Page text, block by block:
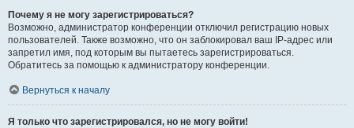
Почему я не могу зарегистрироваться?
Возможно, администратор конференции отключил регистрацию новых
пользователей. Также возможно, что он заблокировал ваш IP-адрес или
запретил имя, под которым вы пытаетесь зарегистрироваться.
Обратитесь за помощью к администратору конференции.
Вернуться к началу
Я только что зарегистрировался, но не могу войти!